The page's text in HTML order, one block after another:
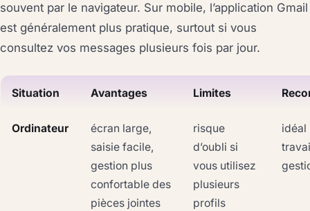
souvent par le navigateur. Sur mobile, l’application Gmail
est généralement plus pratique, surtout si vous
consultez vos messages plusieurs fois par jour.
Situation Avantages Limites
Ordinateur
écran large,
saisie facile,
gestion plus
confortable des
pièces jointes
risque
d’oubli si
vous utilisez
plusieurs
profils
idéal